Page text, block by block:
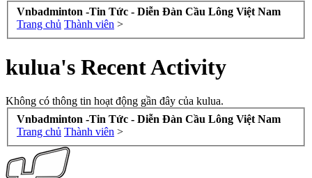
Vnbadminton -Tin Tức - Diễn Đàn Cầu Lông Việt Nam
Trang chủ Thành viên >
kulua's Recent Activity
Không có thông tin hoạt động gần đây của kulua.
Vnbadminton -Tin Tức - Diễn Đàn Cầu Lông Việt Nam
Trang chủ Thành viên >